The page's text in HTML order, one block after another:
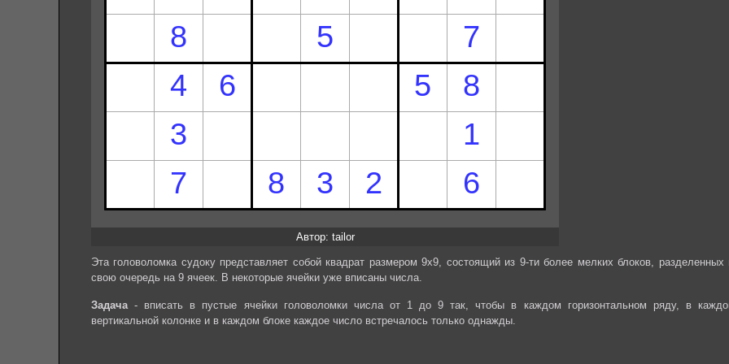
Автор: tailor
Эта головоломка судоку представляет собой квадрат размером 9х9, состоящий из 9-ти более мелких блоков, разделенных
свою очередь на 9 ячеек. В некоторые ячейки уже вписаны числа.
Задача- вписать в пустые ячейки головоломки числа от 1 до 9 так, чтобы в каждом горизонтальном ряду, в
вертикальной колонке и в каждом блоке каждое число встречалось только однажды.